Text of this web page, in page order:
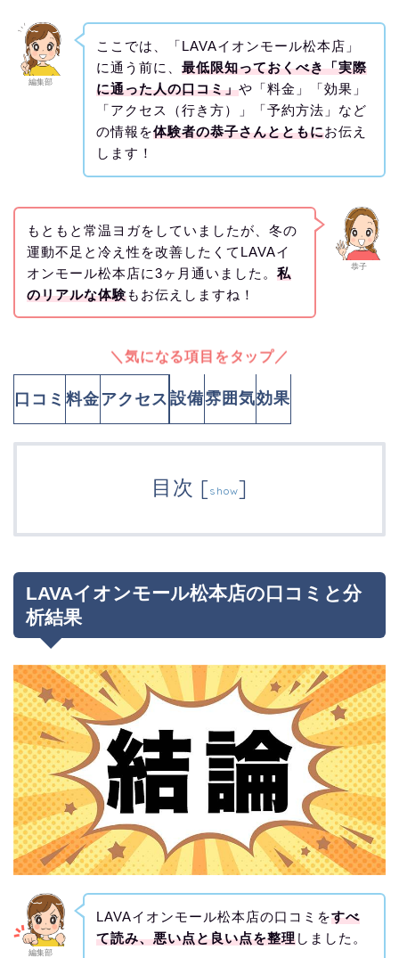
編集部
ここでは、「LAVAイオンモール松本店」
に通う前に、 最低限知っておくべき「実際
に通った人の口コミ」や「料金」「効果」
「アクセス（行き方）」「予約方法」など
の情報を体験者の恭子さんとともにお伝え
します！
恭子
もともと常温ヨガをしていましたが、冬の
運動不足と冷え性を改善したくてLAVAイ
オンモール松本店に3ヶ月通いました。 私
のリアルな体験もお伝えしますね！
＼気になる項目をタップ／
口コミ 料金アクセス 設備雰囲気効果
目次 [show]
LAVAイオンモール松本店の口コミと分
析結果
編集部
LAVAイオンモール松本店の口コミをすべ
て読み、悪い点と良い点を整理しました。